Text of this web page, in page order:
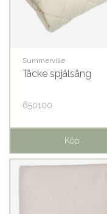
Summerville
Täcke spjälsäng
650100
Köp